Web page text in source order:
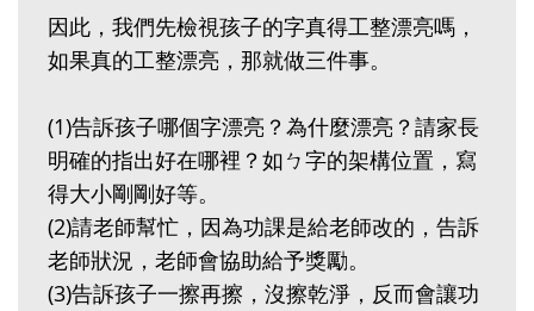
因此，我們先檢視孩子的字真得工整漂亮嗎，
如果真的工整漂亮，那就做三件事。
(1)告訴孩子哪個字漂亮？為什麼漂亮？請家長
明確的指出好在哪裡？如ㄅ字的架構位置，寫
得大小剛剛好等。
(2)請老師幫忙，因為功課是給老師改的，告訴
老師狀況，老師會協助給予獎勵。
(3)告訴孩子一擦再擦，沒擦乾淨，反而會讓功